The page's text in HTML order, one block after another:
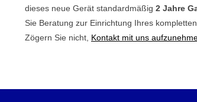
dieses neue Gerät standardmäßig 2 Jahre
Sie Beratung zur Einrichtung Ihres
Zögern Sie nicht, Kontakt mit uns